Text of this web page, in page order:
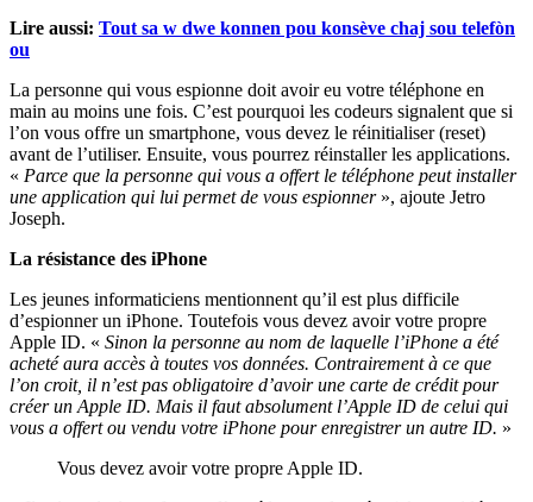
Lire aussi: Tout sa w dwe konnen pou konsève chaj sou telefòn
ou
La personne qui vous espionne doit avoir eu votre téléphone en
main au moins une fois. C’est pourquoi les codeurs signalent que si
l’on vous offre un smartphone, vous devez le réinitialiser (reset)
avant de l’utiliser. Ensuite, vous pourrez réinstaller les applications.
« Parce que la personne qui vous a offert le téléphone peut installer
une application qui lui permet de vous espionner », ajoute Jetro
Joseph.
La résistance des iPhone
Les jeunes informaticiens mentionnent qu’il est plus difficile
d’espionner un iPhone. Toutefois vous devez avoir votre propre
Apple ID. « Sinon la personne au nom de laquelle l’iPhone a été
acheté aura accès à toutes vos données. Contrairement à ce que
l’on croit, il n’est pas obligatoire d’avoir une carte de crédit pour
créer un Apple ID. Mais il faut absolument l’Apple ID de celui qui
vous a offert ou vendu votre iPhone pour enregistrer un autre ID. »
Vous devez avoir votre propre Apple ID.